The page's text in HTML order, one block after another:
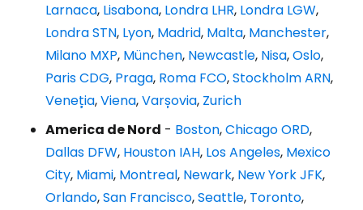
Larnaca, Lisabona, Londra LHR, Londra LGW,
Londra STN, Lyon, Madrid, Malta, Manchester,
Milano MXP, München, Newcastle, Nisa,Oslo,
Paris CDG, Praga, Roma FCO,Stockholm ARN,
Veneția,Viena,Varșovia, Zurich
America de Nord - Boston,Chicago ORD,
Dallas DFW, Houston IAH, Los Angeles, Mexico
City, Miami, Montreal, Newark, New York JFK,
Orlando,San Francisco,Seattle, Toronto,